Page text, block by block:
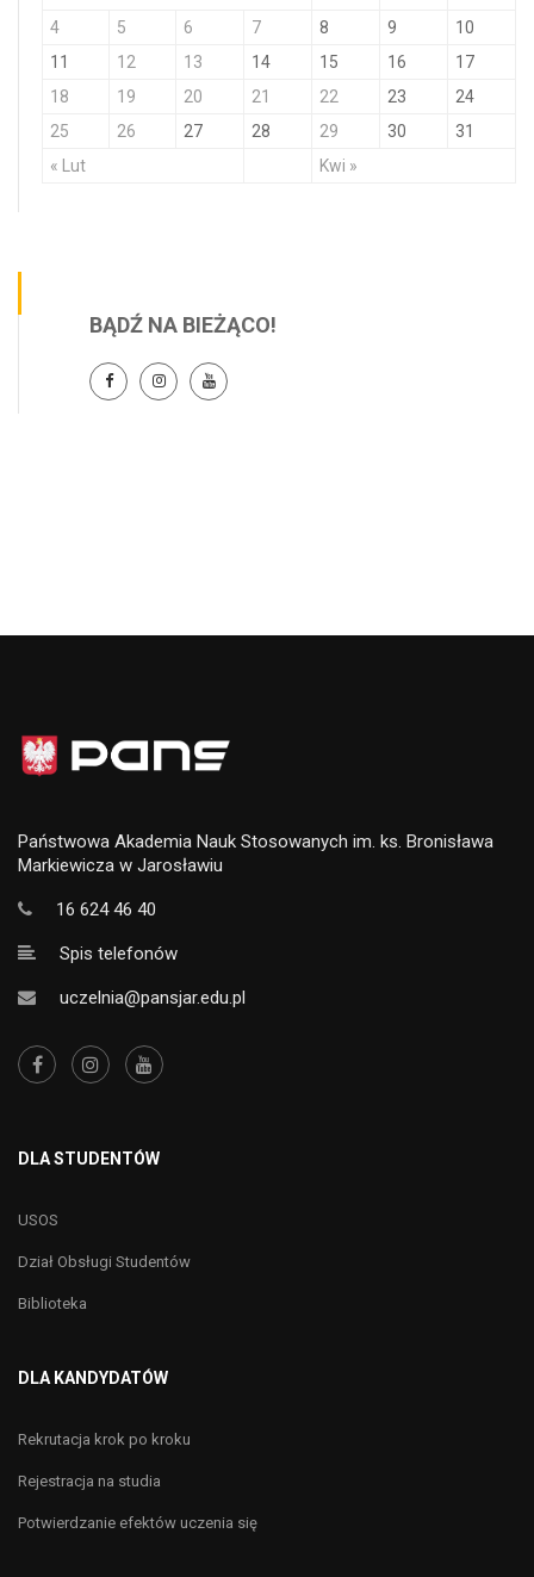
« Lut Kwi »
4
5 6 7 8 9
10
11
12 13 14 15 16
17
18
19 20 21 22 23
24
25
26 27 28 29 30 31
BĄDŹ NA BIEŻĄCO!
Państwowa Akademia Nauk Stosowanych im. ks. Bronisława
Markiewicza w Jarosławiu
16 624 46 40
Spis telefonów
uczelnia@pansjar.edu.pl
DLA STUDENTÓW
USOS
Dział Obsługi Studentów
Biblioteka
DLA KANDYDATÓW
Rekrutacja krok po kroku
Rejestracja na studia
Potwierdzanie efektów uczenia się